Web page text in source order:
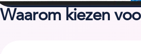
Waarom kiezen